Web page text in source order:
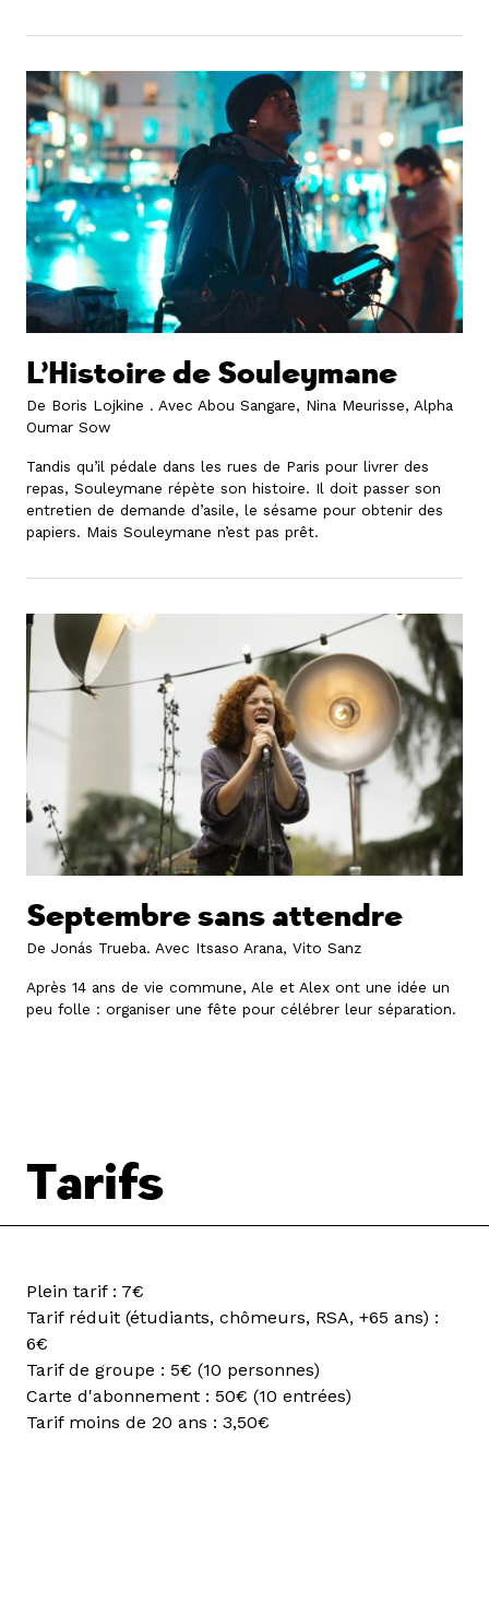
L’Histoire de Souleymane
De Boris Lojkine . Avec Abou Sangare, Nina Meurisse, Alpha
Oumar Sow
Tandis qu’il pédale dans les rues de Paris pour livrer des
repas, Souleymane répète son histoire. Il doit passer son
entretien de demande d’asile, le sésame pour obtenir des
papiers. Mais Souleymane n’est pas prêt.
Septembre sans attendre
De Jonás Trueba. Avec Itsaso Arana, Vito Sanz
Après 14 ans de vie commune, Ale et Alex ont une idée un
peu folle : organiser une fête pour célébrer leur séparation.
Tarifs
Plein tarif : 7€
Tarif réduit (étudiants, chômeurs, RSA, +65 ans) :
6€
Tarif de groupe : 5€ (10 personnes)
Carte d'abonnement : 50€ (10 entrées)
Tarif moins de 20 ans : 3,50€